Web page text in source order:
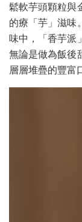
鬆軟芋頭顆粒與
的療「芋」滋味
味中，「香芋派
無論是做為飯後
層層堆疊的豐富